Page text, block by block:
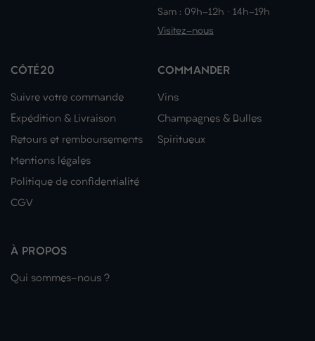
Sam : 09h-12h · 14h-19h
Visitez-nous
CÔTÉ20
Suivre votre commande
Expédition & Livraison
Retours et remboursements
Mentions légales
Politique de confidentialité
CGV
COMMANDER
Vins
Champagnes & Bulles
Spiritueux
À PROPOS
Qui sommes-nous ?